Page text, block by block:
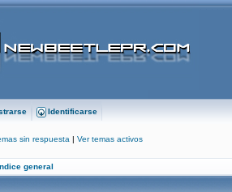
Identificarse
sin respuesta | Ver temas activos
general